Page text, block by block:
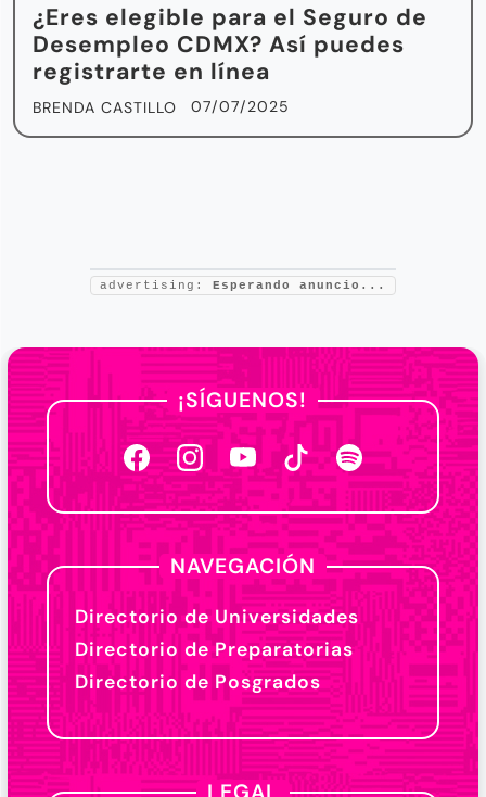
¿Eres elegible para el Seguro de
Desempleo CDMX? Así puedes
registrarte en línea
BRENDA CASTILLO 07/07/2025
advertising: Esperando anuncio...
¡SÍGUENOS!
NAVEGACIÓN
Directorio de Universidades
Directorio de Preparatorias
Directorio de Posgrados